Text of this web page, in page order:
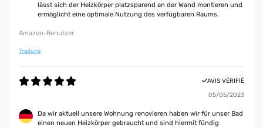
lässt sich der Heizkörper platzsparend an der Wand montieren und
ermöglicht eine optimale Nutzung des verfügbaren Raums.
Amazon-Benutzer
Traduire
AVIS VÉRIFIÉ
05/05/2023
Da wir aktuell unsere Wohnung renovieren haben wir für unser Bad
einen neuen Heizkörper gebraucht und sind hiermit fündig